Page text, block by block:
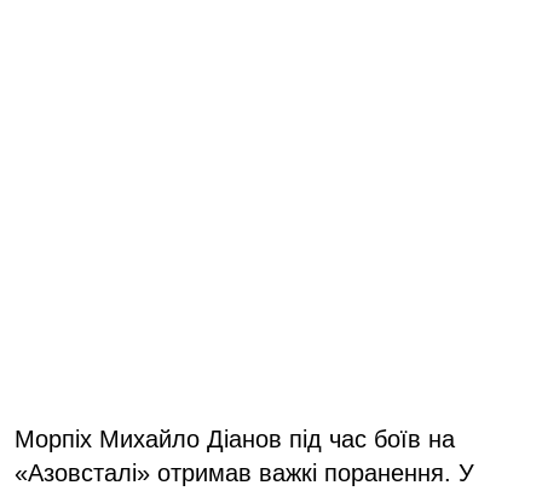
Морпіх Михайло Діанов під час боїв на
«Азовсталі» отримав важкі поранення. У